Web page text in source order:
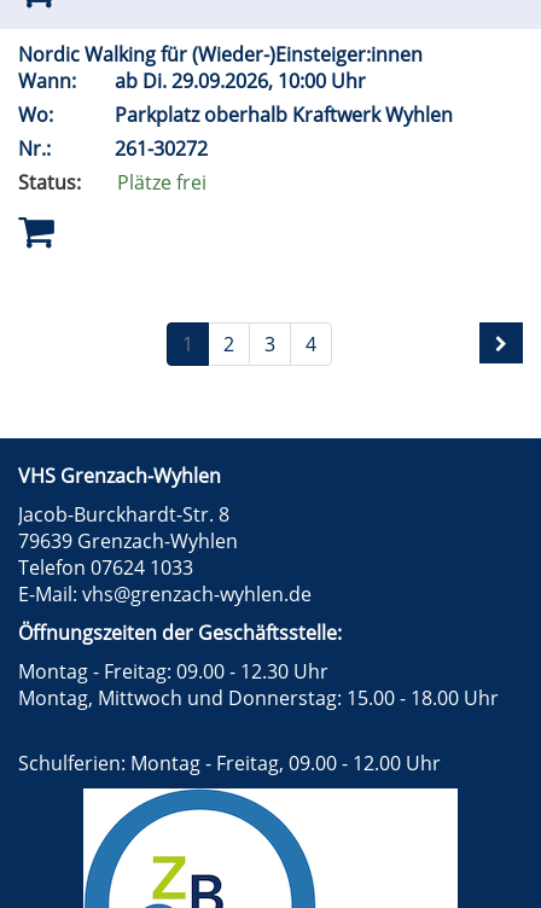
Nordic Walking für (Wieder-)Einsteiger:innen
Wann:
ab Di.29.09.2026, 10:00 Uhr
Wo:
Parkplatz oberhalb Kraftwerk Wyhlen
Nr.:
261-30272
Status:
Plätze frei
1 2 3 4
VHS Grenzach-Wyhlen
Jacob-Burckhardt-Str. 8
79639 Grenzach-Wyhlen
Telefon 07624 1033
E-Mail: vhs@grenzach-wyhlen.de
Öffnungszeiten der Geschäftsstelle:
Montag - Freitag: 09.00 - 12.30 Uhr
Montag, Mittwoch und Donnerstag: 15.00 - 18.00 Uhr
Schulferien: Montag - Freitag, 09.00 - 12.00 Uhr